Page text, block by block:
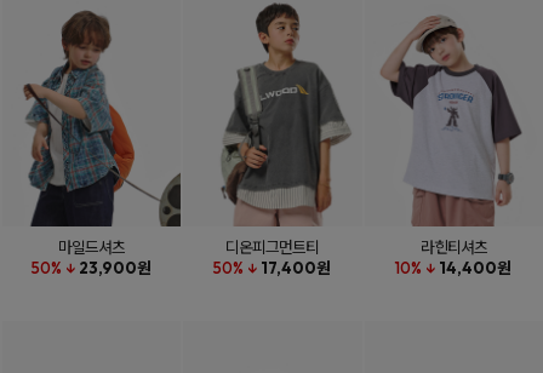
마일드셔츠
50% ↓ 23,900원
디온피그먼트티
50% ↓ 17,400원
라힌티셔츠
10% ↓ 14,400원